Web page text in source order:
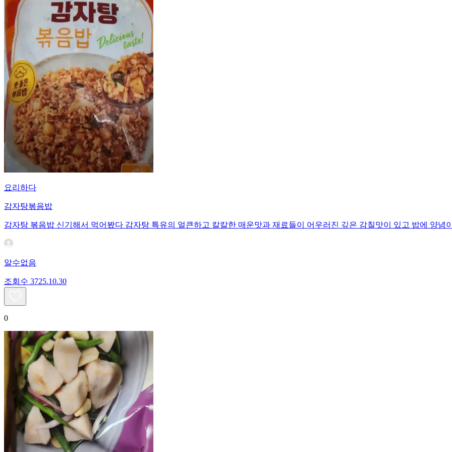
요리하다
감자탕볶음밥
감자탕 볶음밥 신기해서 먹어봤다 감자탕 특유의 얼큰하고 칼칼한 매운맛과 재료들이 어우러진 깊은 감칠맛이 있고 밥에 양념
알수없음
조회수 3725.10.30
0